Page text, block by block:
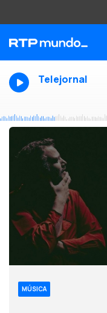
Telejornal
MÚSICA